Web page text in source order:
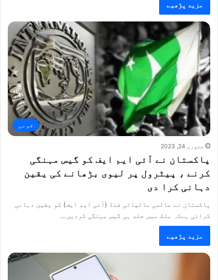
مزید پڑھیے
قومی
جنوری 24, 2023
پاکستان نے آئی ایم ایف کو گیس مہنگی
کرنے ، پیٹرول پر لیوی بڑھانے کی یقین
دہانی کرا دی
پاکستان نے عالمی مالیاتی فنڈ (آئی ایم ایف) کو یقین دہانی
کرائی ہےکہ ملک میں جلد ہی گیس مہنگی کردیں…
مزید پڑھیے